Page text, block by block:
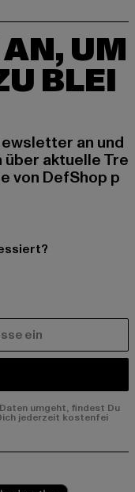
UM
BLEI
an und
aktuelle Tre
von DefShop p
umgeht, findest Du
jederzeit kostenfei